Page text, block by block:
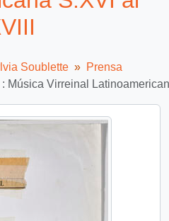
Soublette
Prensa
Música Virreinal